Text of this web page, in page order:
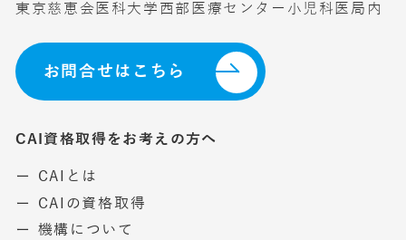
東京慈恵会医科大学西部医療センター小児科医局内
お問合せはこちら
CAI資格取得をお考えの方へ
ー CAIとは
ー CAIの資格取得
ー 機構について